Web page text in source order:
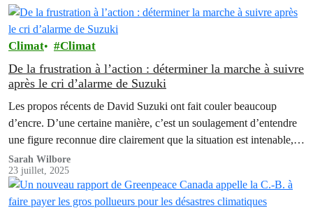
Climat Climat
De la frustration à l’action : déterminer la marche à suivre
après le cri d’alarme de Suzuki
Les propos récents de David Suzuki ont fait couler beaucoup
d’encre. D’une certaine manière, c’est un soulagement d’entendre
une figure reconnue dire clairement que la situation est intenable, et
que nos leaders et le système ne sont pas en mesure de s’attaquer à
un problème aussi complexe.
Sarah Wilbore
23 juillet, 2025